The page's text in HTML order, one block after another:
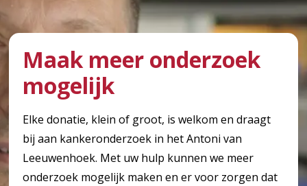
Maak meer onderzoek
mogelijk
Elke donatie, klein of groot, is welkom en draagt
bij aan kankeronderzoek in het Antoni van
Leeuwenhoek. Met uw hulp kunnen we meer
onderzoek mogelijk maken en er voor zorgen dat